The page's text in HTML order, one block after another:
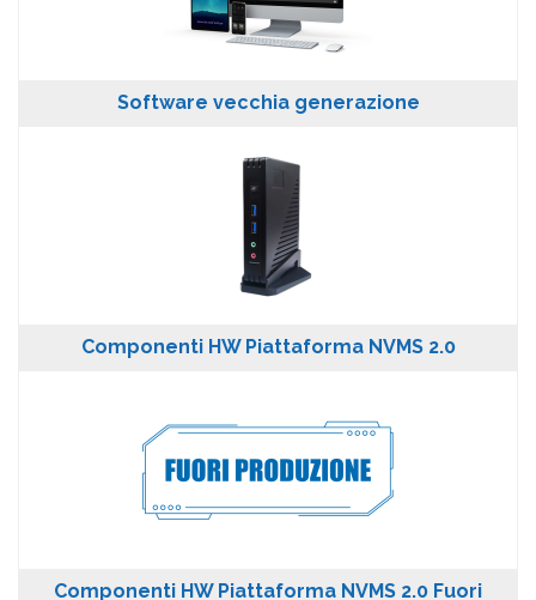
Software vecchia generazione
Componenti HW Piattaforma NVMS 2.0
Componenti HW Piattaforma NVMS 2.0 Fuori